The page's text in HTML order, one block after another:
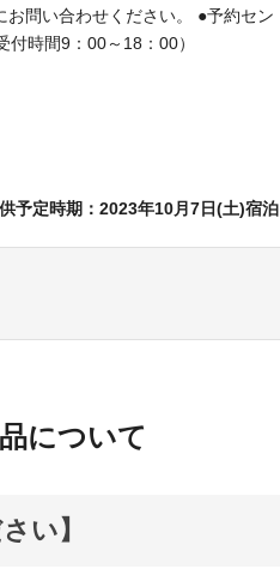
問い合わせください。 ●予約セン
時間9：00～18：00）
予定時期：2023年10月7日(土)宿泊
について
い】